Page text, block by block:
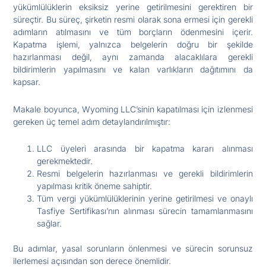
yükümlülüklerin eksiksiz yerine getirilmesini gerektiren bir
süreçtir. Bu süreç, şirketin resmi olarak sona ermesi için gerekli
adımların atılmasını ve tüm borçların ödenmesini içerir.
Kapatma işlemi, yalnızca belgelerin doğru bir şekilde
hazırlanması değil, aynı zamanda alacaklılara gerekli
bildirimlerin yapılmasını ve kalan varlıkların dağıtımını da
kapsar.
Makale boyunca, Wyoming LLC’sinin kapatılması için izlenmesi
gereken üç temel adım detaylandırılmıştır:
LLC üyeleri arasında bir kapatma kararı alınması
gerekmektedir.
Resmi belgelerin hazırlanması ve gerekli bildirimlerin
yapılması kritik öneme sahiptir.
Tüm vergi yükümlülüklerinin yerine getirilmesi ve onaylı
Tasfiye Sertifikası’nın alınması sürecin tamamlanmasını
sağlar.
Bu adımlar, yasal sorunların önlenmesi ve sürecin sorunsuz
ilerlemesi açısından son derece önemlidir.